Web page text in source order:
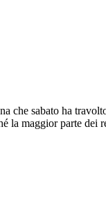
che sabato ha
la maggior parte